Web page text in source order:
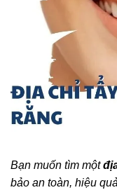
Bạn muốn tìm một
bảo an toàn, hiệu